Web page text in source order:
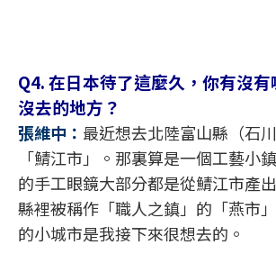
Q4. 在日本待了這麼久，你有沒
沒去的地方？
張維中： 最近想去北陸富山縣（石
「鯖江市」。那裏算是一個工藝小
的手工眼鏡大部分都是從鯖江市產
縣裡被稱作「職人之鎮」的「燕市
的小城市是我接下來很想去的。